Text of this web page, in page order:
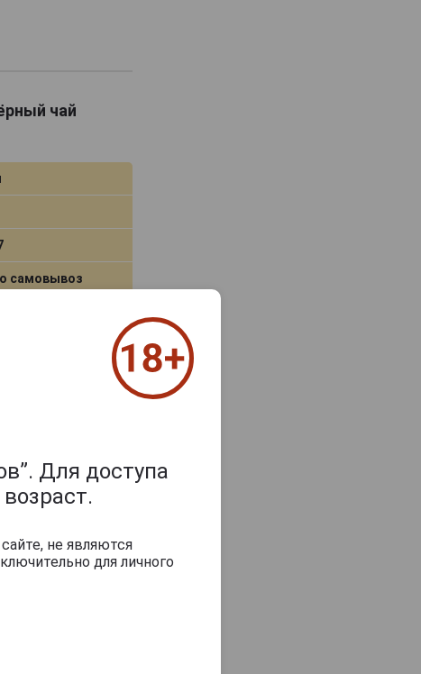
чай
самовывоз
цену и наличие
Чёрный чай с
Для доступа
не являются
для личного